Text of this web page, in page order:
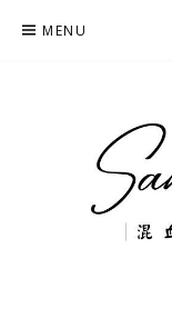
MENU